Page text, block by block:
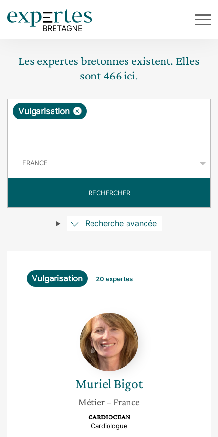
Les expertes bretonnes existent. Elles
sont466ici.
R
ê
e
×
Vulgarisation
RECHERCHER
Recherche avancée
Vulgarisation 20 expertes
Muriel
Bigot
Muriel Bigot
Métier– France
CARDIOCEAN
Cardiologue